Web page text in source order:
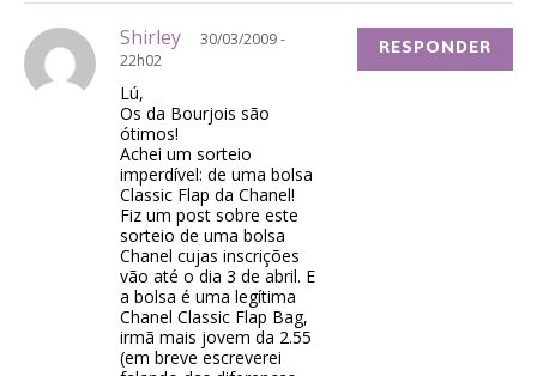
Shirley
30/03/2009 -
22h02
Lú,
Os da Bourjois são
ótimos!
Achei um sorteio
imperdível: de uma bolsa
Classic Flap da Chanel!
Fiz um post sobre este
sorteio de uma bolsa
Chanel cujas inscrições
vão até o dia 3 de abril. E
a bolsa é uma legítima
Chanel Classic Flap Bag,
irmã mais jovem da 2.55
(em breve escreverei
RESPONDER